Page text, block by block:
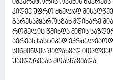
იმპერატორის ოჯახის
კიდევ უფრო ძნელად
გარესამყაროსგან მდინარე
რომელიც წმინდა მიწის
ბერებს სასტიკად
სიწმინდის შელახვად
უბედურებას მოასწავებდა.